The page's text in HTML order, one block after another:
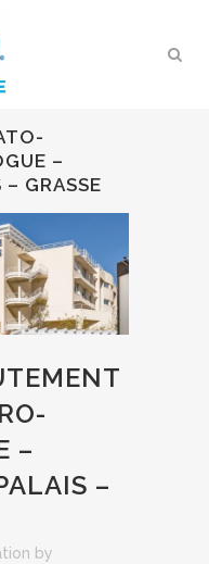
–
GRASSE
–
–
by